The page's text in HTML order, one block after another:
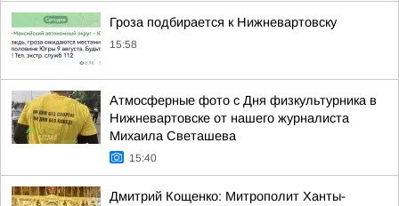
Гроза подбирается к Нижневартовску
15:58
Атмосферные фото с Дня физкультурника в
Нижневартовске от нашего журналиста
Михаила Светашева
15:40
Дмитрий Кощенко: Митрополит Ханты-